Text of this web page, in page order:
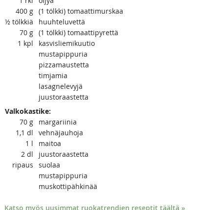
400 g (1 tölkki) tomaattimurskaa
½ tölkkiä
huuhteluvettä
70 g (1 tölkki) tomaattipyrettä
1 kpl
kasvisliemikuutio
mustapippuria
pizzamaustetta
timjamia
lasagnelevyjä
juustoraastetta
Valkokastike:
70 g
margariinia
1,1 dl
vehnäjauhoja
1 l
maitoa
2 dl
juustoraastetta
ripaus
suolaa
mustapippuria
muskottipähkinää
Katso myös uusimmat ruokatrendien reseptit täältä »